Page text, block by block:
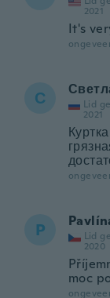
2021
It's
С
Lid
2021
P
Lid
2020
moc